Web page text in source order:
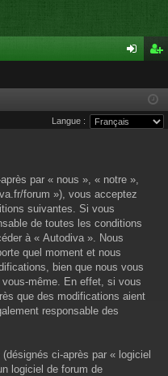
cri
pti
Langue :
par « nous », « notre »,
forum »), vous acceptez
suivantes. Si vous
de toutes les conditions
à « Autodiva ». Nous
quel moment et nous
bien que nous vous
même. En effet, si vous
que des modifications aient
responsable des
ci-après par « logiciel
logiciel de forum de